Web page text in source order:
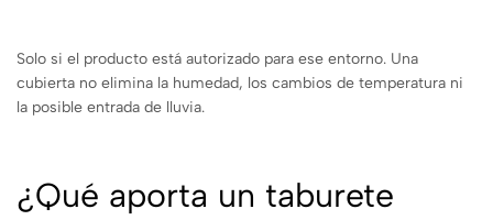
Solo si el producto está autorizado para ese entorno. Una
cubierta no elimina la humedad, los cambios de temperatura ni
la posible entrada de lluvia.
¿Qué aporta un taburete